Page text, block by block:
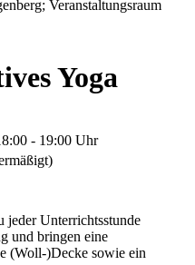
Veranstaltungsraum
Yoga
- 19:00 Uhr
jeder Unterrichtsstunde
und bringen eine
(Woll-)Decke sowie ein